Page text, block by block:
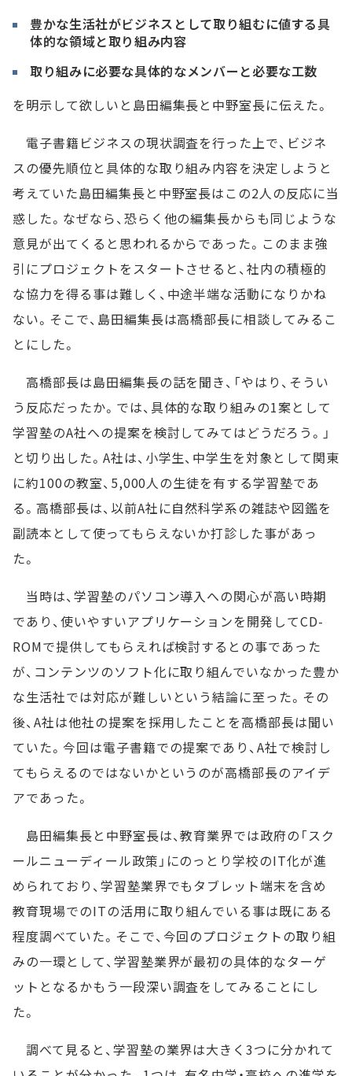
豊かな生活社がビジネスとして取り組むに値する具
体的な領域と取り組み内容
取り組みに必要な具体的なメンバーと必要な工数
を明示して欲しいと島田編集長と中野室長に伝えた。
電子書籍ビジネスの現状調査を行った上で、ビジネ
スの優先順位と具体的な取り組み内容を決定しようと
考えていた島田編集長と中野室長はこの2人の反応に当
惑した。なぜなら、恐らく他の編集長からも同じような
意見が出てくると思われるからであった。このまま強
引にプロジェクトをスタートさせると、社内の積極的
な協力を得る事は難しく、中途半端な活動になりかね
ない。そこで、島田編集長は高橋部長に相談してみるこ
とにした。
高橋部長は島田編集長の話を聞き、「やはり、そうい
う反応だったか。では、具体的な取り組みの1案として
学習塾のA社への提案を検討してみてはどうだろう。」
と切り出した。A社は、小学生、中学生を対象として関東
に約100の教室、5,000人の生徒を有する学習塾であ
る。高橋部長は、以前A社に自然科学系の雑誌や図鑑を
副読本として使ってもらえないか打診した事があっ
た。
当時は、学習塾のパソコン導入への関心が高い時期
であり、使いやすいアプリケーションを開発してCD-
ROMで提供してもらえれば検討するとの事であった
が、コンテンツのソフト化に取り組んでいなかった豊か
な生活社では対応が難しいという結論に至った。その
後、A社は他社の提案を採用したことを高橋部長は聞い
ていた。今回は電子書籍での提案であり、A社で検討し
てもらえるのではないかというのが高橋部長のアイデ
アであった。
島田編集長と中野室長は、教育業界では政府の「スク
ールニューディール政策」にのっとり学校のIT化が進
められており、学習塾業界でもタブレット端末を含め
教育現場でのITの活用に取り組んでいる事は既にある
程度調べていた。そこで、今回のプロジェクトの取り組
みの一環として、学習塾業界が最初の具体的なターゲ
ットとなるかもう一段深い調査をしてみることにし
た。
調べて見ると、学習塾の業界は大きく3つに分かれて